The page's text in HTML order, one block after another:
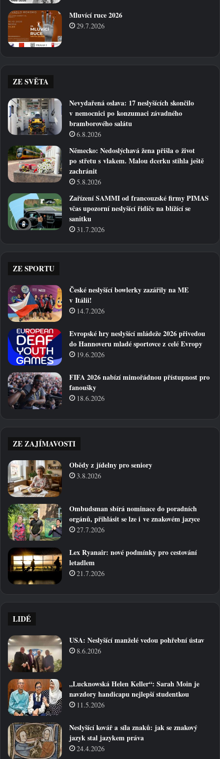
Mluvící ruce 2026
29.7.2026
ZE SVĚTA
Nevydařená oslava: 17 neslyšících skončilo
v nemocnici po konzumaci závadného
bramborového salátu
6.8.2026
Německo: Nedoslýchavá žena přišla o život
po střetu s vlakem. Malou dcerku stihla ještě
zachránit
5.8.2026
Zařízení SAMMI od francouzské firmy PIMAS
včas upozorní neslyšící řidiče na blížící se
sanitku
31.7.2026
ZE SPORTU
České neslyšící bowlerky zazářily na ME
v Itálii!
14.7.2026
Evropské hry neslyšící mládeže 2026 přivedou
do Hannoveru mladé sportovce z celé Evropy
19.6.2026
FIFA 2026 nabízí mimořádnou přístupnost pro
fanoušky
18.6.2026
ZE ZAJÍMAVOSTI
Obědy z jídelny pro seniory
3.8.2026
Ombudsman sbírá nominace do poradních
orgánů, přihlásit se lze i ve znakovém jazyce
27.7.2026
Lex Ryanair: nové podmínky pro cestování
letadlem
21.7.2026
LIDÉ
USA: Neslyšící manželé vedou pohřební ústav
8.6.2026
„Lucknowská Helen Keller“: Sarah Moin je
navzdory handicapu nejlepší studentkou
11.5.2026
Neslyšící kovář a síla znaků: jak se znakový
jazyk stal jazykem práva
24.4.2026